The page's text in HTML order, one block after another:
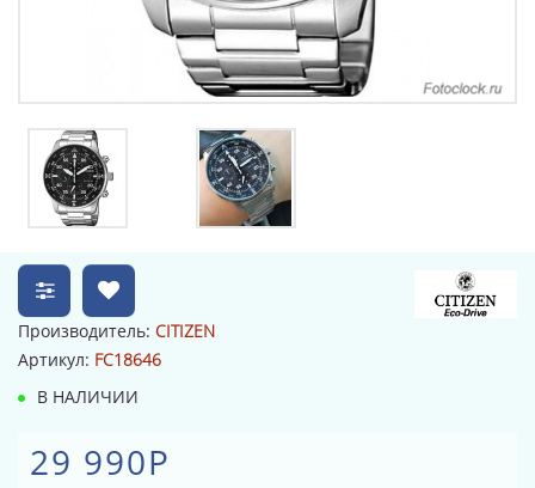
Производитель: CITIZEN
Артикул: FC18646
В НАЛИЧИИ
29 990Р